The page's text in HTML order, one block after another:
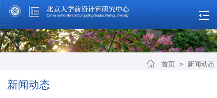
首页 > 新闻动态
新闻动态